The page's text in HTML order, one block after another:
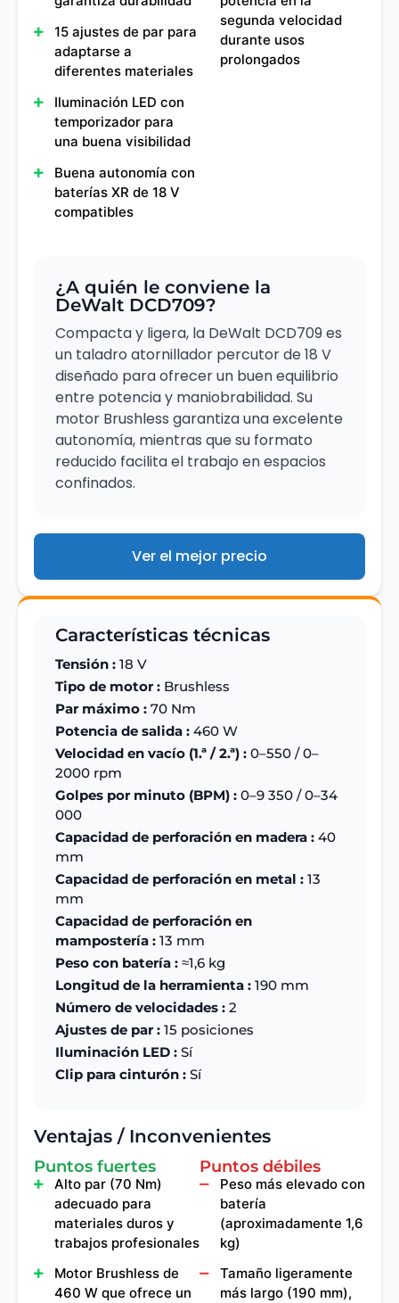
15 ajustes de par para
adaptarse a
diferentes materiales
Iluminación LED con
temporizador para
una buena visibilidad
Buena autonomía con
baterías XR de 18 V
compatibles
segunda velocidad
durante usos
prolongados
¿A quién le conviene la
DeWalt DCD709?
Compacta y ligera, la DeWalt DCD709 es
un taladro atornillador percutor de 18 V
diseñado para ofrecer un buen equilibrio
entre potencia y maniobrabilidad. Su
motor Brushless garantiza una excelente
autonomía, mientras que su formato
reducido facilita el trabajo en espacios
confinados.
Ver el mejor precio
Características técnicas
Tensión : 18 V
Tipo de motor : Brushless
Par máximo : 70 Nm
Potencia de salida : 460 W
Velocidad en vacío (1.ª / 2.ª) : 0–550 / 0–
2000 rpm
Golpes por minuto (BPM) : 0–9 350 / 0–34
000
Capacidad de perforación en madera : 40
mm
Capacidad de perforación en metal : 13
mm
Capacidad de perforación en
mampostería : 13 mm
Peso con batería : ≈1,6 kg
Longitud de la herramienta : 190 mm
Número de velocidades : 2
Ajustes de par : 15 posiciones
Iluminación LED : Sí
Clip para cinturón : Sí
Ventajas / Inconvenientes
Puntos fuertes
Alto par (70 Nm)
adecuado para
materiales duros y
trabajos profesionales
Motor Brushless de
460 W que ofrece un
Puntos débiles
Peso más elevado con
batería
(aproximadamente 1,6
kg)
Tamaño ligeramente
más largo (190 mm),